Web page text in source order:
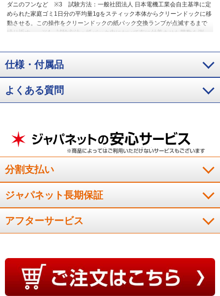
ダニのフンなど
※3 試験方法：一般社団法人 日本電機工業会自主基準に定
められた家庭ゴミ1日分の平均量1gをスティック本体からクリーンドックに移
動させる。この操作をクリーンドックの紙パック交換ランプが点滅するまで
繰り返す。
※4 試験方法：紙パック内において布に付着させた菌数を測
上抑制
※5 試験方法：250LのBOX内において排気をにおい袋に捕集して6
段階臭気強度表示法により検証。脱臭方法：ナノイーを放出。対象：生ごみ
臭（家庭じんあい・ペット毛）結果：3日目の臭気強度1.0低減
※6 効果の
発現時間は、実使用での試験結果ではありません。
仕様・付属品
よくある質問
分割支払い
ジャパネット長期保証
アフターサービス